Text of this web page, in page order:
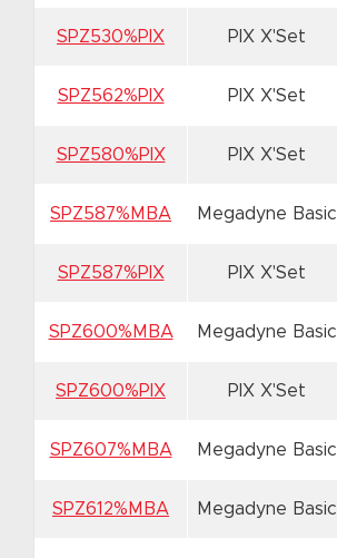
SPZ530%PIX PIX X'Set
SPZ562%PIX PIX X'Set
SPZ580%PIX PIX X'Set
SPZ587%MBA Megadyne Basic
SPZ587%PIX PIX X'Set
SPZ600%MBA Megadyne Basic
SPZ600%PIX PIX X'Set
SPZ607%MBA Megadyne Basic
SPZ612%MBA Megadyne Basic